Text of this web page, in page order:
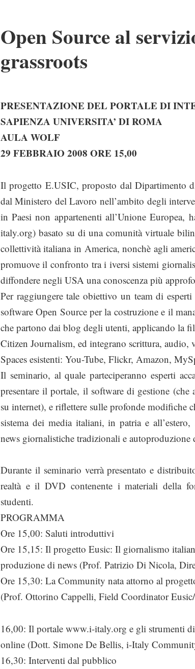
Open Source al
grassroots
PRESENTAZIONE DEL PORTALE DI
SAPIENZA UNIVERSITA’ DI ROMA
AULA WOLF
29 FEBBRAIO 2008 ORE 15,00
Il progetto E.USIC, proposto dal Dipartimento
dal Ministero del Lavoro nell’ambito degli
in Paesi non appartenenti all’Unione
italy.org) basato su di una comunità virtuale
collettività italiana in America, nonchè agli
promuove il confronto tra i iversi sistemi
diffondere negli USA una conoscenza più
Per raggiungere tale obiettivo un team di
software Open Source per la costruzione e il
che partono dai blog degli utenti, applicando la
Citizen Journalism, ed integrano scrittura,
Spaces esistenti: You-Tube, Flickr, Amazon,
Il seminario, al quale parteciperanno esperti
presentare il portale, il software di gestione
su internet), e riflettere sulle profonde modifiche
sistema dei media italiani, in patria e
news giornalistiche tradizionali e autoproduzione
Durante il seminario verrà presentato e
realtà e il DVD contenente i materiali della
studenti.
PROGRAMMA
Ore 15,00: Saluti introduttivi
Ore 15,15: Il progetto Eusic: Il giornalismo
produzione di news (Prof. Patrizio Di Nicola,
Ore 15,30: La Community nata attorno al
(Prof. Ottorino Cappelli, Field Coordinator
16,00: Il portale www.i-italy.org e gli strumenti
online (Dott. Simone De Bellis, i-Italy
16,30: Interventi dal pubblico